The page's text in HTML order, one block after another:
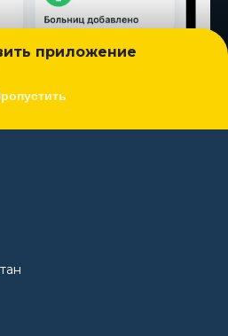
приложение